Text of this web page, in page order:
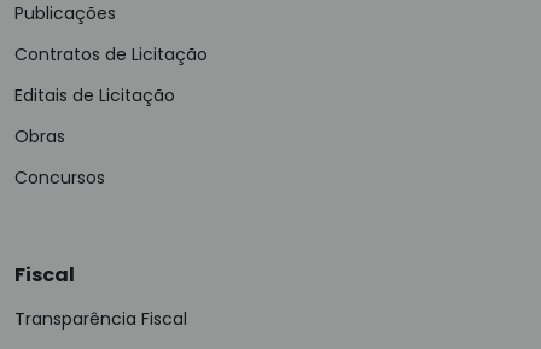
Publicações
Contratos de Licitação
Editais de Licitação
Obras
Concursos
Fiscal
Transparência Fiscal